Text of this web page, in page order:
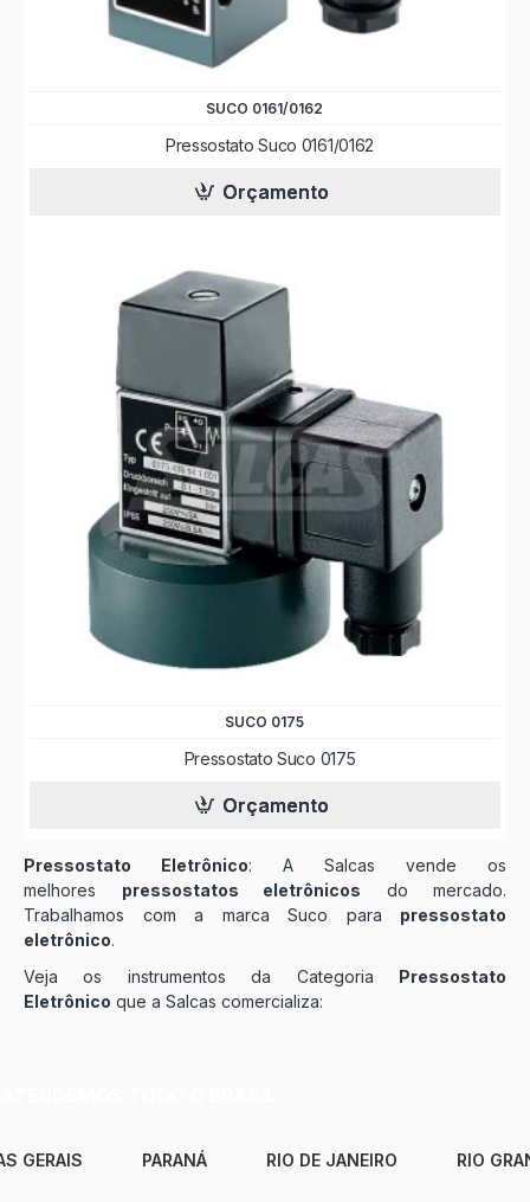
Pressostato Eletrônico: A Salcas vende os
melhores pressostatos eletrônicos do mercado.
Trabalhamos com a marca Suco para pressostato
eletrônico.
Veja os instrumentos da Categoria Pressostato
Eletrônico que a Salcas comercializa:
SUCO 0161/0162
Pressostato Suco 0161/0162
Orçamento
SUCO 0175
Pressostato Suco 0175
Orçamento
GERAIS PARANÁ RIO DE JANEIRO RIO